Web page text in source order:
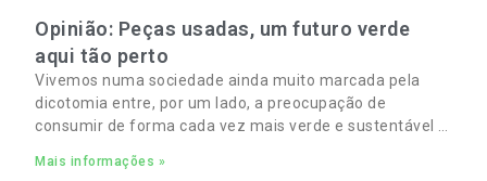
Opinião: Peças usadas, um futuro verde
aqui tão perto
Vivemos numa sociedade ainda muito marcada pela
dicotomia entre, por um lado, a preocupação de
consumir de forma cada vez mais verde e sustentável e,
e familiares cada vez mais apertados.
Mais informações »